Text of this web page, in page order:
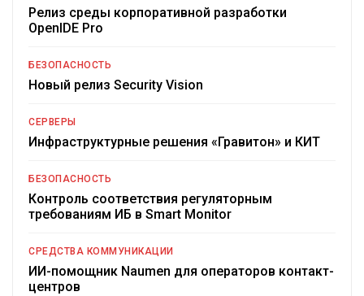
Релиз среды корпоративной разработки
OpenIDE Pro
БЕЗОПАСНОСТЬ
Новый релиз Security Vision
СЕРВЕРЫ
Инфраструктурные решения «Гравитон» и КИТ
БЕЗОПАСНОСТЬ
Контроль соответствия регуляторным
требованиям ИБ в Smart Monitor
СРЕДСТВА КОММУНИКАЦИИ
ИИ-помощник Naumen для операторов контакт-
центров